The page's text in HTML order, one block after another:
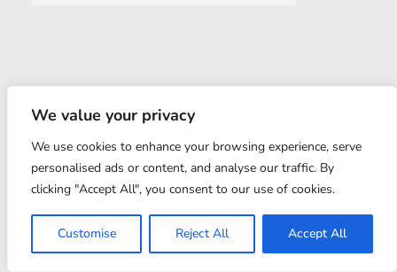
We value your privacy
We use cookies to enhance your browsing experience, serve
personalised ads or content, and analyse our traffic. By
clicking "Accept All", you consent to our use of cookies.
Customise Reject All Accept All
360INDIA
ABOUT US